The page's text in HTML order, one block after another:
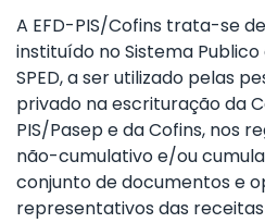
A EFD-PIS/Cofins trata-se
instituído no Sistema
SPED, a ser utilizado pelas
privado na escrituração da
PIS/Pasep e da Cofins, nos
não-cumulativo e/ou
conjunto de documentos e
representativos das